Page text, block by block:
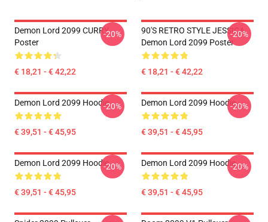
Demon Lord 2099 CURRY
Poster
€ 18,21 - € 42,22
-20%
90'S RETRO STYLE JESSICA
Demon Lord 2099 Poster
€ 18,21 - € 42,22
-20%
Demon Lord 2099 Hoodie
€ 39,51 - € 45,95
-20% Demon Lord 2099 Hoodie
€ 39,51 - € 45,95
-20%
Demon Lord 2099 Hoodie
€ 39,51 - € 45,95
-20% Demon Lord 2099 Hoodie
€ 39,51 - € 45,95
-20%